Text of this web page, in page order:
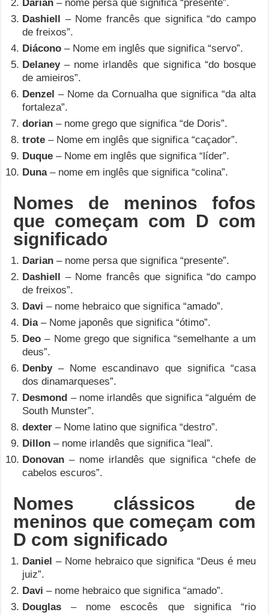
Darian – nome persa que significa “presente”.
Dashiell – Nome francês que significa “do campo
de freixos”.
Diácono – Nome em inglês que significa “servo”.
Delaney– nome irlandês que significa “do bosque
de amieiros”.
Denzel – Nome da Cornualha que significa “da alta
fortaleza”.
dorian – nome grego que significa “de Doris”.
trote – Nome em inglês que significa “caçador”.
Duque – Nome em inglês que significa “líder”.
Duna– nome em inglês que significa “colina”.
Nomes de meninos fofos
que começam com D com
significado
Darian – nome persa que significa “presente”.
Dashiell – Nome francês que significa “do campo
de freixos”.
Davi – nome hebraico que significa “amado”.
Dia– Nome japonês que significa “ótimo”.
Deo – Nome grego que significa “semelhante a um
deus”.
Denby– Nome escandinavo que significa “casa
dos dinamarqueses”.
Desmond – nome irlandês que significa “alguém de
South Munster”.
dexter – Nome latino que significa “destro”.
Dillon – nome irlandês que significa “leal”.
Donovan – nome irlandês que significa “chefe de
cabelos escuros”.
Nomes clássicos de
meninos que começam com
D com significado
Daniel – Nome hebraico que significa “Deus é meu
juiz”.
Davi – nome hebraico que significa “amado”.
Douglas – nome escocês que significa “rio